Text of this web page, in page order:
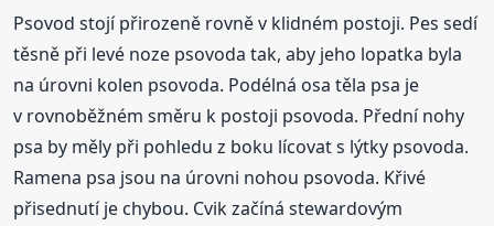
Psovod stojí přirozeně rovně v klidném postoji. Pes sedí
těsně při levé noze psovoda tak, aby jeho lopatka byla
na úrovni kolen psovoda. Podélná osa těla psa je
v rovnoběžném směru k postoji psovoda. Přední nohy
psa by měly při pohledu z boku lícovat s lýtky psovoda.
Ramena psa jsou na úrovni nohou psovoda. Křivé
přisednutí je chybou. Cvik začíná stewardovým